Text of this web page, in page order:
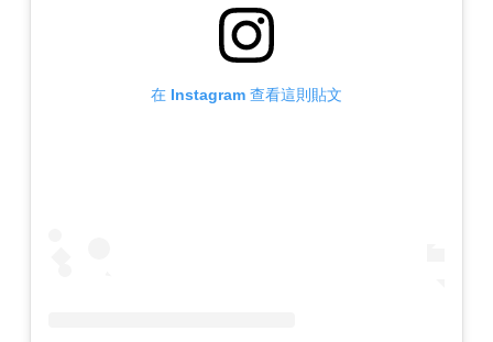
在 Instagram 查看這則貼文